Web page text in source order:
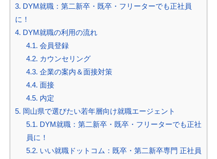
3. DYM就職：第二新卒・既卒・フリーターでも正社員
に！
4. DYM就職の利用の流れ
4.1. 会員登録
4.2. カウンセリング
4.3. 企業の案内＆面接対策
4.4. 面接
4.5. 内定
5. 岡山県で選びたい若年層向け就職エージェント
5.1. DYM就職：第二新卒・既卒・フリーターでも正社
員に！
5.2. いい就職ドットコム：既卒・第二新卒専門 正社員